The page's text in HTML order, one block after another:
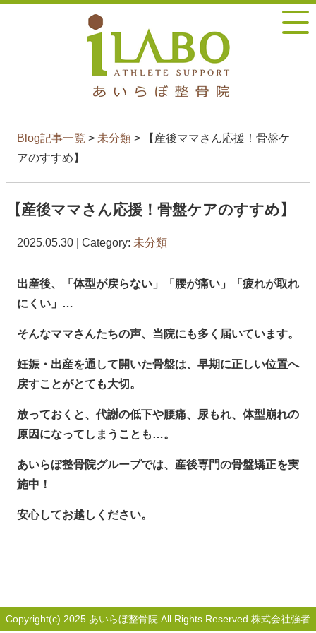
Blog記事一覧 > 未分類> 【産後ママさん応援！骨盤ケ
アのすすめ】
【産後ママさん応援！骨盤ケアのすすめ】
2025.05.30 | Category: 未分類
出産後、「体型が戻らない」「腰が痛い」「疲れが取れ
にくい」…
そんなママさんたちの声、当院にも多く届いています。
妊娠・出産を通して開いた骨盤は、早期に正しい位置へ
戻すことがとても大切。
放っておくと、代謝の低下や腰痛、尿もれ、体型崩れの
原因になってしまうことも…。
あいらぼ整骨院グループでは、産後専門の骨盤矯正を実
施中！
安心してお越しください。
Copyright(c) 2025 あいらぼ整骨院 All Rights Reserved.株式会社強者